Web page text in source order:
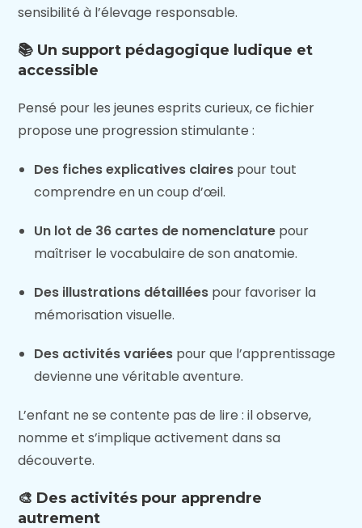
sensibilité à l’élevage responsable.
📚 Un support pédagogique ludique et
accessible
Pensé pour les jeunes esprits curieux, ce fichier
propose une progression stimulante :
Des fiches explicatives claires pour tout
comprendre en un coup d’œil.
Un lot de 36 cartes de nomenclature pour
maîtriser le vocabulaire de son anatomie.
Des illustrations détaillées pour favoriser la
mémorisation visuelle.
Des activités variées pour que l’apprentissage
devienne une véritable aventure.
L’enfant ne se contente pas de lire : il observe,
nomme et s’implique activement dans sa
découverte.
🎨 Des activités pour apprendre
autrement